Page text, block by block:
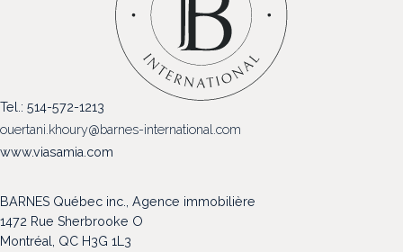
Tel.: 514-572-1213
ouertani.khoury@barnes-international.com
www.viasamia.com
BARNES Québec inc., Agence immobilière
1472 Rue Sherbrooke O
Montréal, QC H3G 1L3